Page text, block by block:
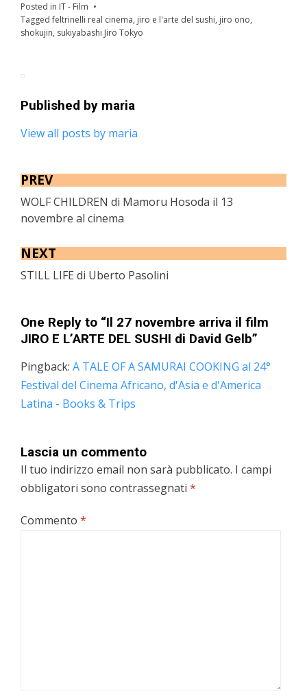
Posted in IT - Film
Taggedfeltrinelli real cinema, jiro e l'arte del sushi, jiro ono,
shokujin, sukiyabashi Jiro Tokyo
Published by maria
View all posts by maria
PREV
WOLF CHILDREN di Mamoru Hosoda il 13
novembre al cinema
NEXT
STILL LIFE di Uberto Pasolini
One Reply to “Il 27 novembre arriva il film
JIRO E L’ARTE DEL SUSHI di David Gelb”
Pingback: A TALE OF A SAMURAI COOKING al 24°
Festival del Cinema Africano, d'Asia e d'America
Latina - Books & Trips
Lascia un commento
Il tuo indirizzo email non sarà pubblicato. I campi
obbligatori sono contrassegnati *
Commento *